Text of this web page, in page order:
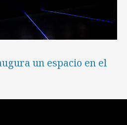
un espacio en el